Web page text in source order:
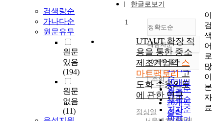
검색량순
가나다순
원문유무
원문
있음
(194)
원문
없음
(11)
한글로보기
정확도순
정확도
순
인기도
순
연도순
제목순
저자순
내림차순
내림차순
10개씩 출력
10개씩
출력
20개씩
출력
조회
1
UTAUT 확장 적
용을 통한 중소
제조기업의스
마트팩토리고
도화 수용의도
에 관한 연구
정상일
이
검
색
어
로
많
이
본
자
료